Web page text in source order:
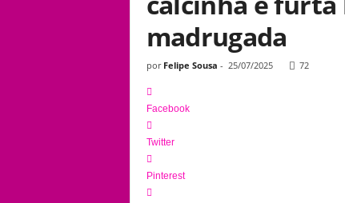
madrugada
por Felipe Sousa - 25/07/2025 72
Facebook
Twitter
Pinterest